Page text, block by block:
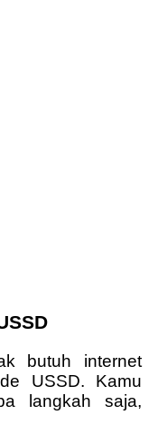
butuh internet
USSD. Kamu
langkah saja,